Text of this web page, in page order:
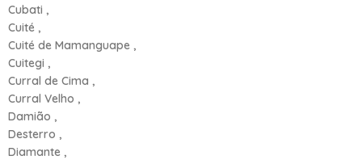
Cubati ,
Cuité ,
Cuité de Mamanguape ,
Cuitegi ,
Curral de Cima ,
Curral Velho ,
Damião ,
Desterro ,
Diamante ,